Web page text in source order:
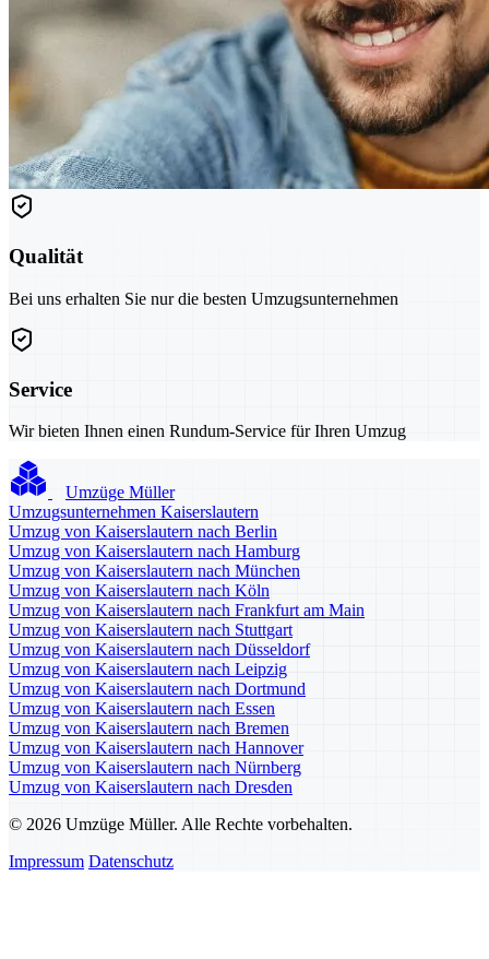
Qualität
Bei uns erhalten Sie nur die besten Umzugsunternehmen
Service
Wir bieten Ihnen einen Rundum-Service für Ihren Umzug
Umzüge Müller
Umzugsunternehmen Kaiserslautern
Umzug von Kaiserslautern nach Berlin
Umzug von Kaiserslautern nach Hamburg
Umzug von Kaiserslautern nach München
Umzug von Kaiserslautern nach Köln
Umzug von Kaiserslautern nach Frankfurt am Main
Umzug von Kaiserslautern nach Stuttgart
Umzug von Kaiserslautern nach Düsseldorf
Umzug von Kaiserslautern nach Leipzig
Umzug von Kaiserslautern nach Dortmund
Umzug von Kaiserslautern nach Essen
Umzug von Kaiserslautern nach Bremen
Umzug von Kaiserslautern nach Hannover
Umzug von Kaiserslautern nach Nürnberg
Umzug von Kaiserslautern nach Dresden
© 2026 Umzüge Müller. Alle Rechte vorbehalten.
Impressum Datenschutz